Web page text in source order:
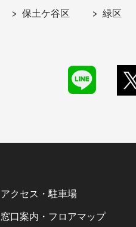
保土ケ谷区 緑区
アクセス・駐車場
窓口案内・フロアマップ